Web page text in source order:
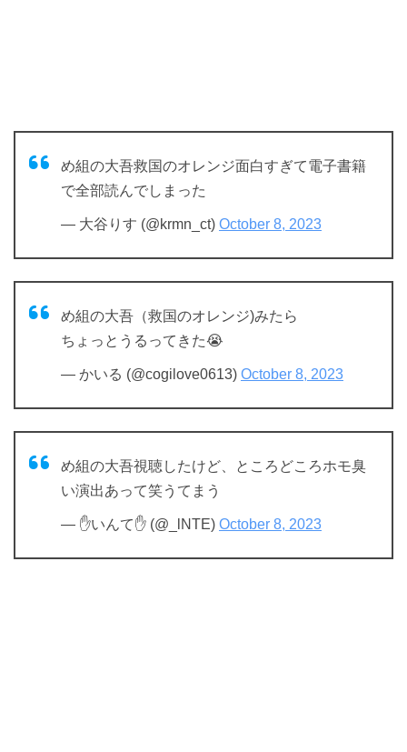
め組の大吾救国のオレンジ面白すぎて電子書籍
で全部読んでしまった
— 大谷りす (@krmn_ct) October 8, 2023
め組の大吾（救国のオレンジ)みたら
ちょっとうるってきた😭
— かいる (@cogilove0613) October 8, 2023
め組の大吾視聴したけど、ところどころホモ臭
い演出あって笑うてまう
— ✋いんて✋ (@_lNTE) October 8, 2023